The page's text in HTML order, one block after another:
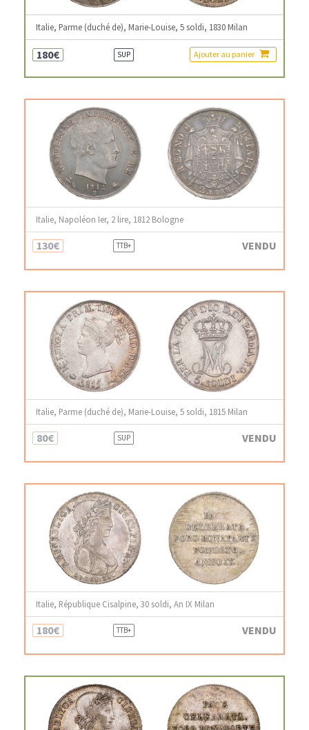
Italie, Parme (duché de), Marie-Louise, 5 soldi, 1830 Milan
180€ SUP Ajouter au panier
Italie, Napoléon Ier, 2 lire, 1812 Bologne
130€ TTB+ VENDU
Italie, Parme (duché de), Marie-Louise, 5 soldi, 1815 Milan
80€ SUP VENDU
Italie, République Cisalpine, 30 soldi, An IX Milan
180€ TTB+ VENDU